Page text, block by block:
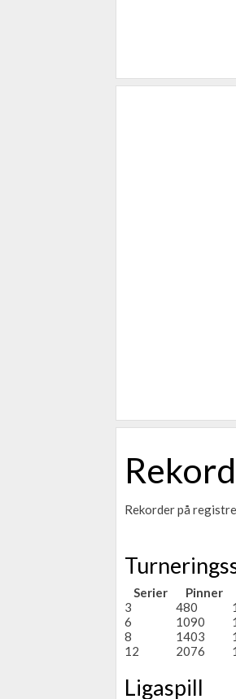
Rekorder på
Serier Pinner
3
480
6
1090
8
1403
12
2076
Ligaspill